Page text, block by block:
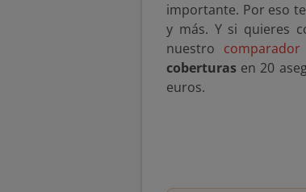
importante. Por eso
y más. Y si quieres
nuestro
coberturas en 20
euros.